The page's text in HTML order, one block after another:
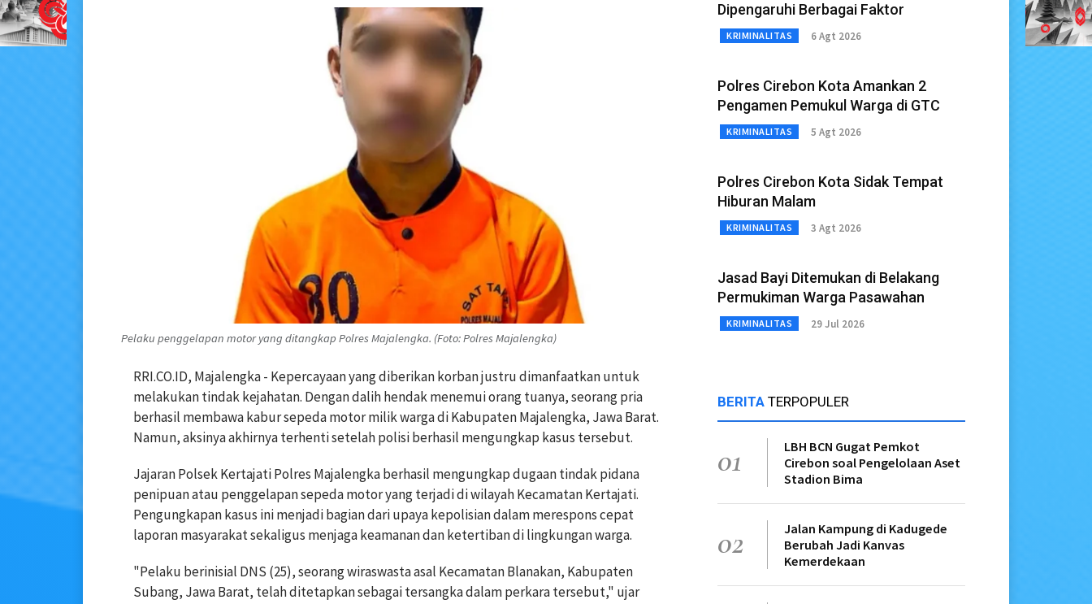
Pelaku penggelapan motor yang ditangkap Polres Majalengka. (Foto: Polres Majalengka)
RRI.CO.ID, Majalengka - Kepercayaan yang diberikan korban justru dimanfaatkan untuk
melakukan tindak kejahatan. Dengan dalih hendak menemui orang tuanya, seorang pria
berhasil membawa kabur sepeda motor milik warga di Kabupaten Majalengka, Jawa Barat.
Namun, aksinya akhirnya terhenti setelah polisi berhasil mengungkap kasus tersebut.
Jajaran Polsek Kertajati Polres Majalengka berhasil mengungkap dugaan tindak pidana
penipuan atau penggelapan sepeda motor yang terjadi di wilayah Kecamatan Kertajati.
Pengungkapan kasus ini menjadi bagian dari upaya kepolisian dalam merespons cepat
laporan masyarakat sekaligus menjaga keamanan dan ketertiban di lingkungan warga.
"Pelaku berinisial DNS (25), seorang wiraswasta asal Kecamatan Blanakan, Kabupaten
Subang, Jawa Barat, telah ditetapkan sebagai tersangka dalam perkara tersebut," ujar
Dipengaruhi Berbagai Faktor
KRIMINALITAS 6 Agt 2026
Polres Cirebon Kota Amankan 2
Pengamen Pemukul Warga di GTC
KRIMINALITAS 5 Agt 2026
Polres Cirebon Kota Sidak Tempat
Hiburan Malam
KRIMINALITAS 3 Agt 2026
Jasad Bayi Ditemukan di Belakang
Permukiman Warga Pasawahan
KRIMINALITAS 29 Jul 2026
BERITA TERPOPULER
01
LBH BCN Gugat Pemkot
Cirebon soal Pengelolaan Aset
Stadion Bima
02
Jalan Kampung di Kadugede
Berubah Jadi Kanvas
Kemerdekaan